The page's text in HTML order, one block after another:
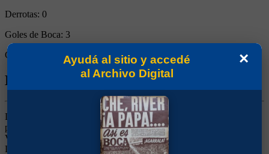
Derrotas: 0
Goles de Boca: 3
Goles rivales:
Biografía de Silvio Parodi
Delantero. Era jugador de la selección paraguaya, estuvo a prueba
pero no funcionó. En su trayectoria jugó en Sportivo Luqueño,
Vasco da Gama, Fiorentina, Racing de Santander y Millonarios.
Llegó a ser DT de la Selección de su país en 1987
×
Ayudá al sitio y accedé
al Archivo Digital